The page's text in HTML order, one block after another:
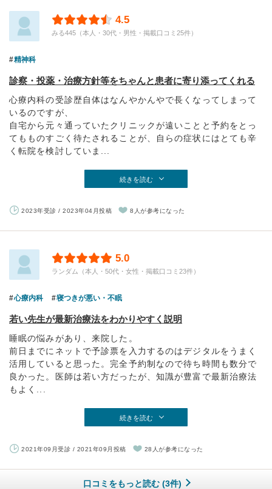
4.5
みる445（本人・30代・男性・掲載口コミ25件）
精神科
診察・投薬・治療方針等をちゃんと患者に寄り添ってくれる
心療内科の受診歴自体はなんやかんやで長くなってしまって
いるのですが、
自宅から元々通っていたクリニックが遠いことと予約をとっ
てもものすごく待たされることが、自らの症状にはとても辛
く転院を検討していま...
続きを読む
2023年受診 / 2023年04月投稿 8人が参考になった
5.0
ランダム（本人・50代・女性・掲載口コミ23件）
心療内科 寝つきが悪い・不眠
若い先生が最新治療法をわかりやすく説明
睡眠の悩みがあり、来院した。
前日までにネットで予診票を入力するのはデジタルをうまく
活用していると思った。完全予約制なので待ち時間も数分で
良かった。医師は若い方だったが、知識が豊富で最新治療法
もよく...
続きを読む
2021年09月受診 / 2021年09月投稿 28人が参考になった
口コミをもっと読む (3件)